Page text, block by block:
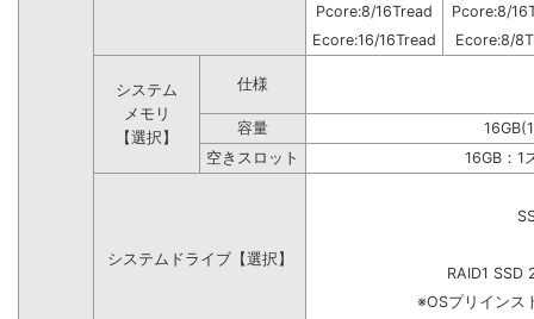
Pcore:8/16Tread
Pcore:8/
Ecore:16/16Tread
Ecore:8/
システム
メモリ
【選択】
仕様
容量
空きスロット
16GB：1
システムドライブ【選択】
RAID1 SSD
※OSプリインス